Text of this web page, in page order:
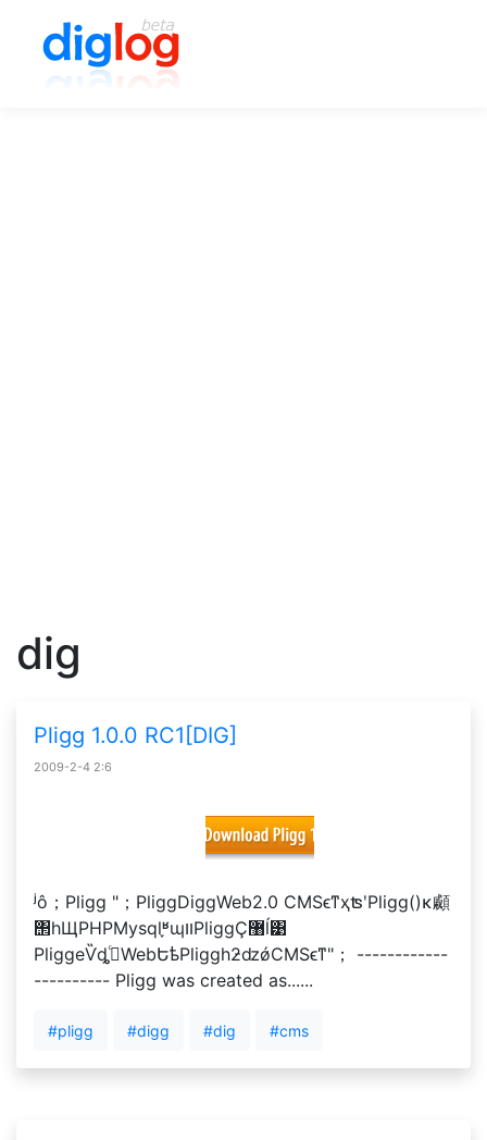
dig
Pligg 1.0.0 RC1[DIG]
2009-2-4 2:6
ʲô；Pligg "；PliggDiggWeb2.0 CMSϵͳҳʦʹPligg()κ顣
΢һЩPHPMysql֪ʶɰװPliggҪ޸ĺ͹
PliggеѶȡھͨWebԵѣPliggһƻǳǿCMSϵͳ"； ------------
---------- Pligg was created as......
#pligg #digg #dig #cms